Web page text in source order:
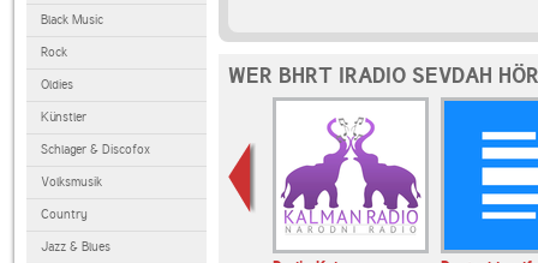
Black Music
Rock
Oldies
Künstler
Schlager & Discofox
Volksmusik
Country
Jazz & Blues
WER BHRT IRADIO SEVDAH